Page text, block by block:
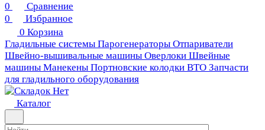
0
Сравнение
0
Избранное
0 Корзина
Гладильные системы Парогенераторы Отпариватели
Швейно-вышивальные машины Оверлоки Швейные
машины Манекены Портновские колодки ВТО Запчасти
для гладильного оборудования
Каталог